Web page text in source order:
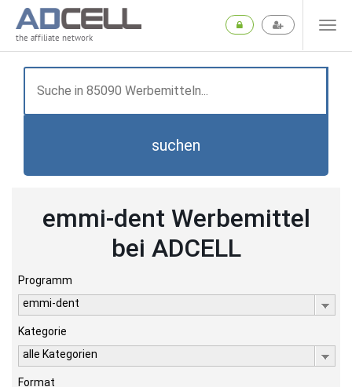
the affiliate network
suchen
emmi-dent Werbemittel
bei ADCELL
Programm
emmi-dent
Kategorie
alle Kategorien
Format